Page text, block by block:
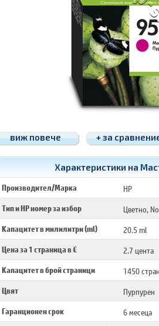
виж повече + за
Характеристики на
Производител/Марка
HP
Тип и HP номер за избор
Цветно,
Капацитет в милилитри (ml)
20.5 ml
Цена за 1 страница в €
2.7 цента
Капацитет в брой страници
1450
Цвят
Пурпурен
Гаранционен срок
6 месеца